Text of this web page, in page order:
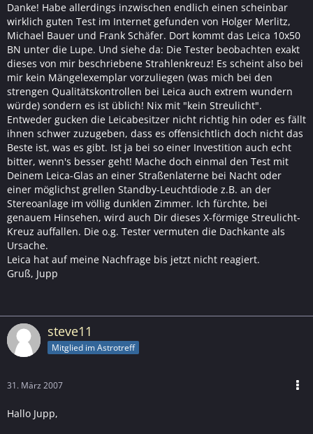
Danke! Habe allerdings inzwischen endlich einen scheinbar
wirklich guten Test im Internet gefunden von Holger Merlitz,
Michael Bauer und Frank Schäfer. Dort kommt das Leica 10x50
BN unter die Lupe. Und siehe da: Die Tester beobachten exakt
dieses von mir beschriebene Strahlenkreuz! Es scheint also bei
mir kein Mängelexemplar vorzuliegen (was mich bei den
strengen Qualitätskontrollen bei Leica auch extrem wundern
würde) sondern es ist üblich! Nix mit "kein Streulicht".
Entweder gucken die Leicabesitzer nicht richtig hin oder es fällt
ihnen schwer zuzugeben, dass es offensichtlich doch nicht das
Beste ist, was es gibt. Ist ja bei so einer Investition auch echt
bitter, wenn's besser geht! Mache doch einmal den Test mit
Deinem Leica-Glas an einer Straßenlaterne bei Nacht oder
einer möglichst grellen Standby-Leuchtdiode z.B. an der
Stereoanlage im völlig dunklen Zimmer. Ich fürchte, bei
genauem Hinsehen, wird auch Dir dieses X-förmige Streulicht-
Kreuz auffallen. Die o.g. Tester vermuten die Dachkante als
Ursache.
Leica hat auf meine Nachfrage bis jetzt nicht reagiert.
Gruß, Jupp
steve11
Mitglied im Astrotreff
31. März 2007
Hallo Jupp,